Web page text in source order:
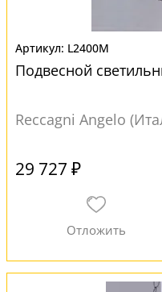
L2400M
Подвесной
Reccagni Angelo
29 727 ₽